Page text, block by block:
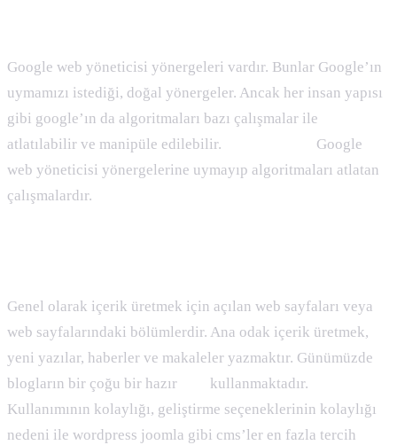
Google web yöneticisi yönergeleri vardır. Bunlar Google’ın
uymamızı istediği, doğal yönergeler. Ancak her insan yapısı
gibi google’ın da algoritmaları bazı çalışmalar ile
atlatılabilir ve manipüle edilebilir.
Google
web yöneticisi yönergelerine uymayıp algoritmaları atlatan
çalışmalardır.
Genel olarak içerik üretmek için açılan web sayfaları veya
web sayfalarındaki bölümlerdir. Ana odak içerik üretmek,
yeni yazılar, haberler ve makaleler yazmaktır. Günümüzde
blogların bir çoğu bir hazır
kullanmaktadır.
Kullanımının kolaylığı, geliştirme seçeneklerinin kolaylığı
nedeni ile wordpress joomla gibi cms’ler en fazla tercih